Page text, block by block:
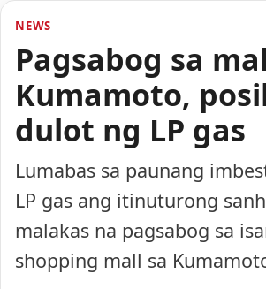
NEWS
Pagsabog sa
Kumamoto,
dulot ng LP gas
Lumabas sa paunang
LP gas ang itinuturong
malakas na pagsabog sa
shopping mall sa